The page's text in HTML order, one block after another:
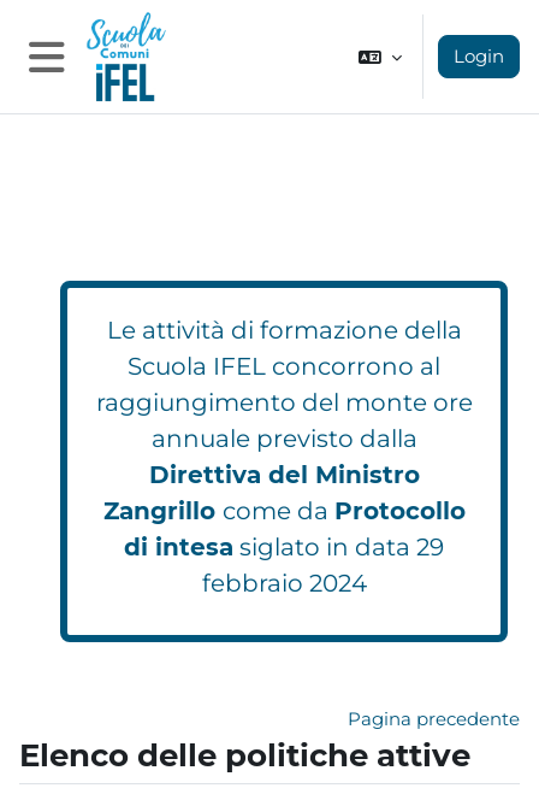
Vai al contenuto principale
Pannello laterale
Login
Le attività di formazione della
Scuola IFEL concorrono al
raggiungimento del monte ore
annuale previsto dalla
Direttiva del Ministro
Zangrillo come da Protocollo
di intesa siglato in data 29
febbraio 2024
Pagina precedente
Elenco delle politiche attive